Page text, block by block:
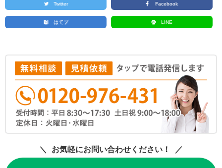
Twitter Facebook
はてブ LINE
お気軽にお問い合わせください！